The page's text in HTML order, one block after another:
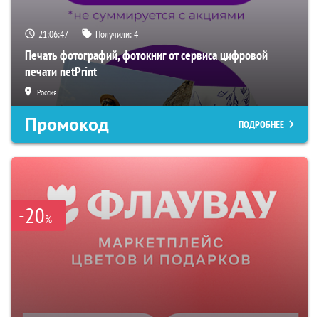
21:06:46 Получили:4
Печать фотографий, фотокниг от сервиса цифровой
печати netPrint
Россия
Промокод ПОДРОБНЕЕ
-20%